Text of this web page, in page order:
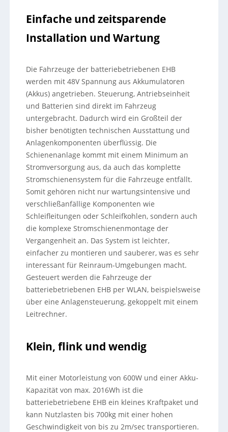
Einfache und zeitsparende
Installation und Wartung
Die Fahrzeuge der batteriebetriebenen EHB
werden mit 48V Spannung aus Akkumulatoren
(Akkus) angetrieben. Steuerung, Antriebseinheit
und Batterien sind direkt im Fahrzeug
untergebracht. Dadurch wird ein Großteil der
bisher benötigten technischen Ausstattung und
Anlagenkomponenten überflüssig. Die
Schienenanlage kommt mit einem Minimum an
Stromversorgung aus, da auch das komplette
Stromschienensystem für die Fahrzeuge entfällt.
Somit gehören nicht nur wartungsintensive und
verschließanfällige Komponenten wie
Schleifleitungen oder Schleifkohlen, sondern auch
die komplexe Stromschienenmontage der
Vergangenheit an. Das System ist leichter,
einfacher zu montieren und sauberer, was es sehr
interessant für Reinraum-Umgebungen macht.
Gesteuert werden die Fahrzeuge der
batteriebetriebenen EHB per WLAN, beispielsweise
über eine Anlagensteuerung, gekoppelt mit einem
Leitrechner.
Klein, flink und wendig
Mit einer Motorleistung von 600W und einer Akku-
Kapazität von max. 2016Wh ist die
batteriebetriebene EHB ein kleines Kraftpaket und
kann Nutzlasten bis 700kg mit einer hohen
Geschwindigkeit von bis zu 2m/sec transportieren.